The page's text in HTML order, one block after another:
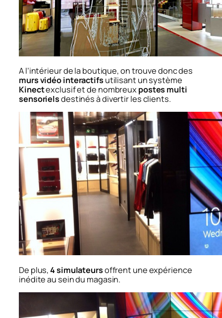
A l’intérieur de la boutique, on trouve donc des
murs vidéo interactifs utilisant un système
Kinectexclusif et de nombreuxpostes multi
sensorielsdestinés à divertir les clients.
De plus,4 simulateursoffrent une expérience
inédite au sein du magasin.